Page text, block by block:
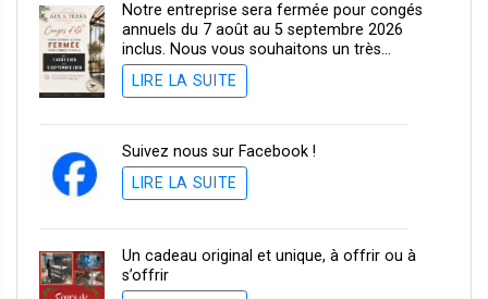
Notre entreprise sera fermée pour congés
annuels du 7 août au 5 septembre 2026
inclus. Nous vous souhaitons un très…
LIRE LA SUITE
Suivez nous sur Facebook !
LIRE LA SUITE
Un cadeau original et unique, à offrir ou à
s’offrir